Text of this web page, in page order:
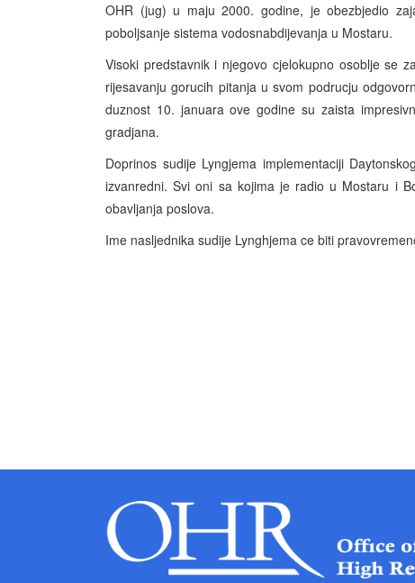
OHR (jug) u maju 2000. godine, je obezbjedio
poboljsanje sistema vodosnabdijevanja u Mostaru.
Visoki predstavnik i njegovo cjelokupno osoblje se
rijesavanju gorucih pitanja u svom podrucju
duznost 10. januara ove godine su zaista
gradjana.
Doprinos sudije Lyngjema implementaciji
izvanredni. Svi oni sa kojima je radio u Mostaru i
obavljanja poslova.
Ime nasljednika sudije Lynghjema ce biti